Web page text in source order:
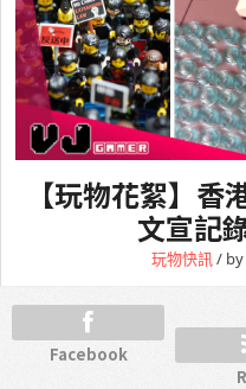
【玩物花絮】香
文宣記
玩物快訊 / by
Facebook